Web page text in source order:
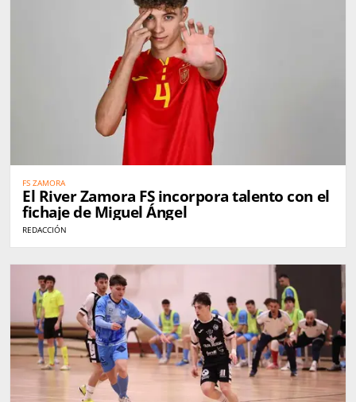
FS ZAMORA
El River Zamora FS incorpora talento con el
fichaje de Miguel Ángel
REDACCIÓN